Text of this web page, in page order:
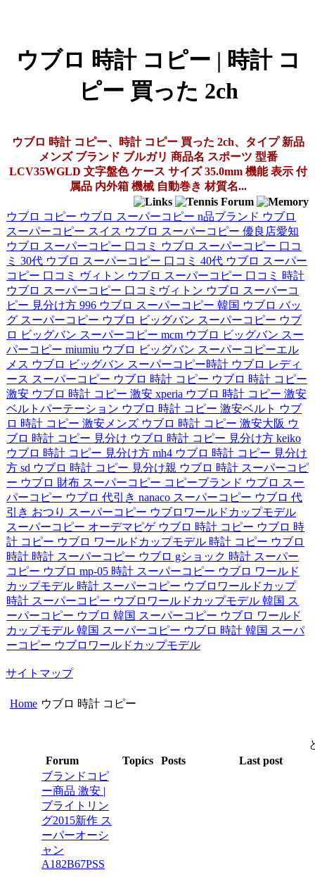
ウブロ 時計 コピー | 時計 コ
ピー 買った 2ch
ウブロ 時計 コピー、時計 コピー 買った 2ch、タイプ 新品
メンズ ブランド ブルガリ 商品名 スポーツ 型番
LCV35WGLD 文字盤色 ケース サイズ 35.0mm 機能 表示 付
属品 内外箱 機械 自動巻き 材質名...
ウブロ コピー ウブロ スーパーコピー n品ブランド ウブロ
スーパーコピー スイス ウブロ スーパーコピー 優良店愛知
ウブロ スーパーコピー 口コミ
ウブロ スーパーコピー 口コ
ミ 30代 ウブロ スーパーコピー 口コミ 40代 ウブロ スーパー
コピー 口コミ ヴィトン ウブロ スーパーコピー 口コミ 時計
ウブロ スーパーコピー 口コミヴィトン ウブロ スーパーコ
ピー 見分け方 996 ウブロ スーパーコピー 韓国 ウブロ バッ
グ スーパーコピー ウブロ ビッグバン スーパーコピー ウブ
ロ ビッグバン スーパーコピー mcm ウブロ ビッグバン スー
パーコピー miumiu ウブロ ビッグバン スーパーコピーエル
メス ウブロ ビッグバン スーパーコピー時計 ウブロ レディ
ース スーパーコピー ウブロ 時計 コピー ウブロ 時計 コピー
激安 ウブロ 時計 コピー 激安 xperia ウブロ 時計 コピー 激安
ベルトパーテーション ウブロ 時計 コピー 激安ベルト ウブ
ロ 時計 コピー 激安メンズ ウブロ 時計 コピー 激安大阪 ウ
ブロ 時計 コピー 見分け ウブロ 時計 コピー 見分け方 keiko
ウブロ 時計 コピー 見分け方 mh4 ウブロ 時計 コピー 見分け
方 sd ウブロ 時計 コピー 見分け親 ウブロ 時計 スーパーコピ
ー ウブロ 財布 スーパーコピー コピーブランド ウブロ スー
パーコピー ウブロ 代引き nanaco スーパーコピー ウブロ 代
引き おつり スーパーコピー ウブロワールドカップモデル
スーパーコピー オーデマピゲ ウブロ 時計 コピー ウブロ 時
計 コピー ウブロ ワールドカップモデル 時計 コピー ウブロ
時計 時計 スーパーコピー ウブロ gショック 時計 スーパー
コピー ウブロ mp-05 時計 スーパーコピー ウブロ ワールド
カップモデル 時計 スーパーコピー ウブロワールドカップ
時計 スーパーコピー ウブロワールドカップモデル 韓国 ス
ーパーコピー ウブロ 韓国 スーパーコピー ウブロ ワールド
カップモデル 韓国 スーパーコピー ウブロ 時計 韓国 スーパ
ーコピー ウブロワールドカップモデル
サイトマップ
Home ウブロ 時計 コピー
Forum
Topics Posts
Last post
ブランドコピ
ー商品 激安 |
ブライトリン
グ2015新作 ス
ーパーオーシ
ャン
A182B67PSS